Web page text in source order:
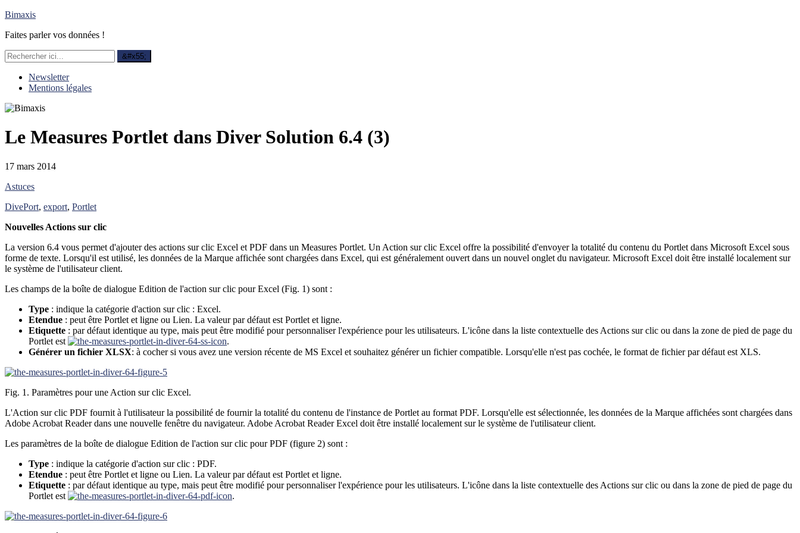
Bimaxis
Faites parler vos données !
Newsletter
Mentions légales
Le Measures Portlet dans Diver Solution 6.4 (3)
17 mars 2014
Astuces
DivePort, export, Portlet
Nouvelles Actions sur clic
La version 6.4 vous permet d'ajouter des actions sur clic Excel et PDF dans un Measures Portlet. Un Action sur clic Excel offre la possibilité d'envoyer la totalité du contenu du Portlet dans Microsoft Excel sous
forme de texte. Lorsqu'il est utilisé, les données de la Marque affichée sont chargées dans Excel, qui est généralement ouvert dans un nouvel onglet du navigateur. Microsoft Excel doit être installé localement sur
le système de l'utilisateur client.
Les champs de la boîte de dialogue Edition de l'action sur clic pour Excel (Fig. 1) sont :
Type : indique la catégorie d'action sur clic : Excel.
Etendue : peut être Portlet et ligne ou Lien. La valeur par défaut est Portlet et ligne.
Etiquette : par défaut identique au type, mais peut être modifié pour personnaliser l'expérience pour les utilisateurs. L'icône dans la liste contextuelle des Actions sur clic ou dans la zone de pied de page du
Portlet est
.
Générer un fichier XLSX: à cocher si vous avez une version récente de MS Excel et souhaitez générer un fichier compatible. Lorsqu'elle n'est pas cochée, le format de fichier par défaut est XLS.
Fig. 1. Paramètres pour une Action sur clic Excel.
L'Action sur clic PDF fournit à l'utilisateur la possibilité de fournir la totalité du contenu de l'instance de Portlet au format PDF. Lorsqu'elle est sélectionnée, les données de la Marque affichées sont chargées dans
Adobe Acrobat Reader dans une nouvelle fenêtre du navigateur. Adobe Acrobat Reader Excel doit être installé localement sur le système de l'utilisateur client.
Les paramètres de la boîte de dialogue Edition de l'action sur clic pour PDF (figure 2) sont :
Type : indique la catégorie d'action sur clic : PDF.
Etendue : peut être Portlet et ligne ou Lien. La valeur par défaut est Portlet et ligne.
Etiquette : par défaut identique au type, mais peut être modifié pour personnaliser l'expérience pour les utilisateurs. L'icône dans la liste contextuelle des Actions sur clic ou dans la zone de pied de page du
Portlet est
.